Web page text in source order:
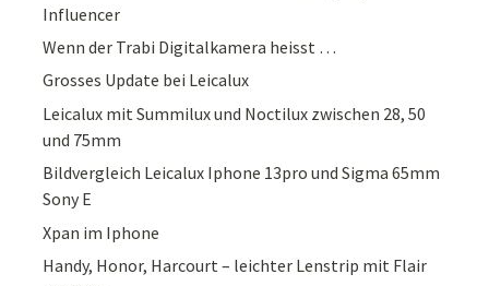
Influencer
Wenn der Trabi Digitalkamera heisst …
Grosses Update bei Leicalux
Leicalux mit Summilux und Noctilux zwischen 28, 50
und 75mm
Bildvergleich Leicalux Iphone 13pro und Sigma 65mm
Sony E
Xpan im Iphone
Handy, Honor, Harcourt – leichter Lenstrip mit Flair